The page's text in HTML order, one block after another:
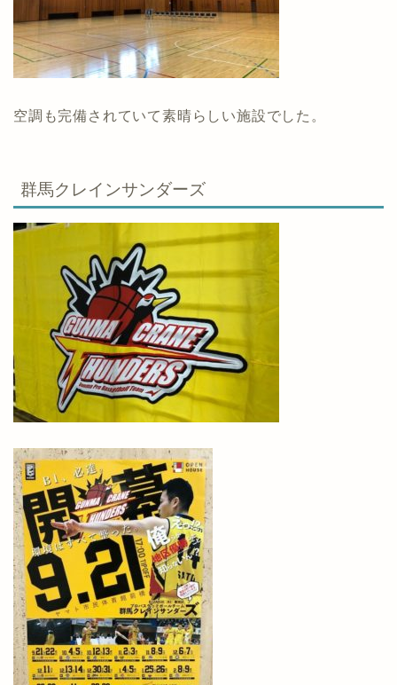
空調も完備されていて素晴らしい施設でした。
群馬クレインサンダーズ